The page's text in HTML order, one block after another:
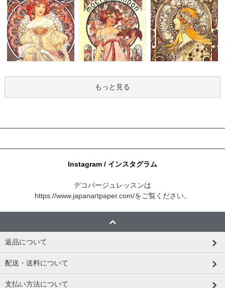
もっと見る
Instagram / インスタグラム
デコパージュレッスンは
https://www.japanartpaper.com/をご覧ください。
返品について
配送・送料について
支払い方法について